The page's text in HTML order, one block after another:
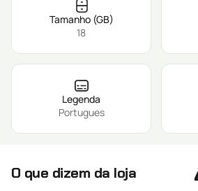
Tamanho (GB)
18
Legenda
Portugues
O que dizem da loja